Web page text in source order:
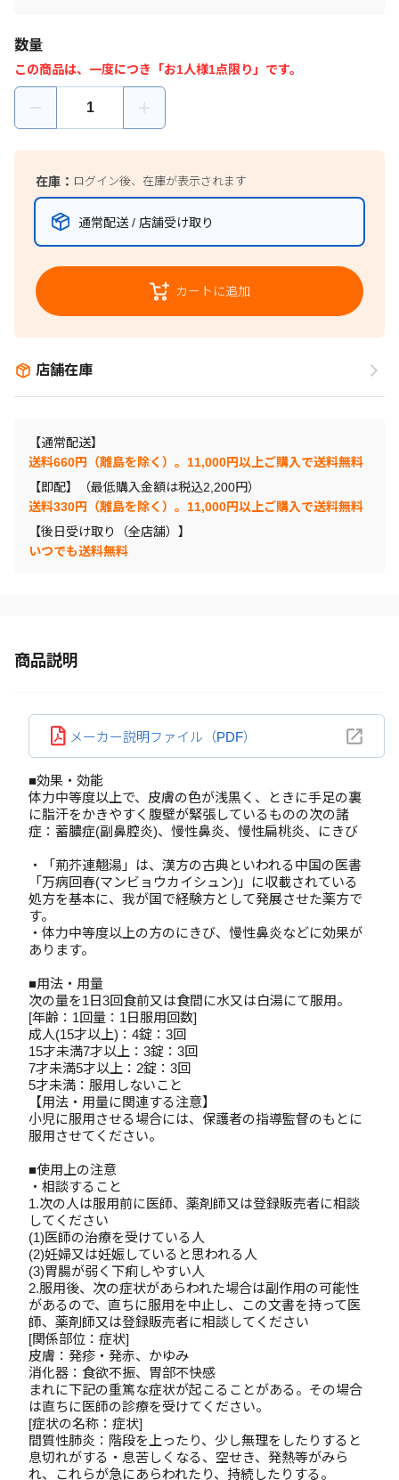
数量
この商品は、一度につき「お1人様1点限り」です。
在庫： ログイン後、在庫が表示されます
通常配送 / 店舗受け取り
カートに追加
店舗在庫
【通常配送】
送料660円（離島を除く）。11,000円以上ご購入で送料無料
【即配】（最低購入金額は税込2,200円）
送料330円（離島を除く）。11,000円以上ご購入で送料無料
【後日受け取り（全店舗）】
いつでも送料無料
商品説明
メーカー説明ファイル（PDF）
■効果・効能
体力中等度以上で、皮膚の色が浅黒く、ときに手足の裏
に脂汗をかきやすく腹壁が緊張しているものの次の諸
症：蓄膿症(副鼻腔炎)、慢性鼻炎、慢性扁桃炎、にきび
・「荊芥連翹湯」は、漢方の古典といわれる中国の医書
「万病回春(マンビョウカイシュン)」に収載されている
処方を基本に、我が国で経験方として発展させた薬方で
す。
・体力中等度以上の方のにきび、慢性鼻炎などに効果が
あります。
■用法・用量
次の量を1日3回食前又は食間に水又は白湯にて服用。
[年齢：1回量：1日服用回数]
成人(15才以上)：4錠：3回
15才未満7才以上：3錠：3回
7才未満5才以上：2錠：3回
5才未満：服用しないこと
【用法・用量に関連する注意】
小児に服用させる場合には、保護者の指導監督のもとに
服用させてください。
■使用上の注意
・相談すること
1.次の人は服用前に医師、薬剤師又は登録販売者に相談
してください
(1)医師の治療を受けている人
(2)妊婦又は妊娠していると思われる人
(3)胃腸が弱く下痢しやすい人
2.服用後、次の症状があらわれた場合は副作用の可能性
があるので、直ちに服用を中止し、この文書を持って医
師、薬剤師又は登録販売者に相談してください
[関係部位：症状]
皮膚：発疹・発赤、かゆみ
消化器：食欲不振、胃部不快感
まれに下記の重篤な症状が起こることがある。その場合
は直ちに医師の診療を受けてください。
[症状の名称：症状]
間質性肺炎：階段を上ったり、少し無理をしたりすると
息切れがする・息苦しくなる、空せき、発熱等がみら
れ、これらが急にあらわれたり、持続したりする。